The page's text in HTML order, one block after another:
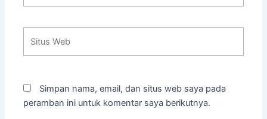
Web
Simpan nama, email, dan situs web saya pada
peramban ini untuk komentar saya berikutnya.